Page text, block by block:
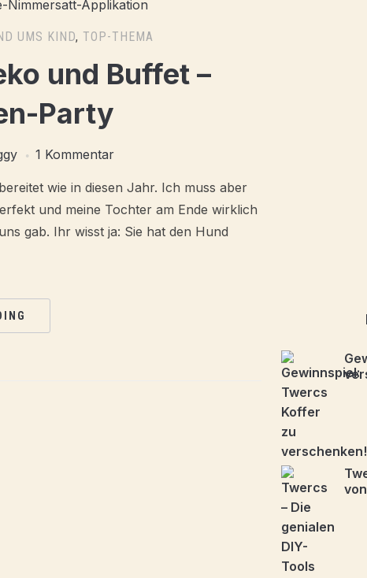
UMS KIND, TOP-THEMA
und Buffet –
Party
1 Kommentar
wie in diesen Jahr. Ich muss aber
und meine Tochter am Ende wirklich
gab. Ihr wisst ja: Sie hat den Hund